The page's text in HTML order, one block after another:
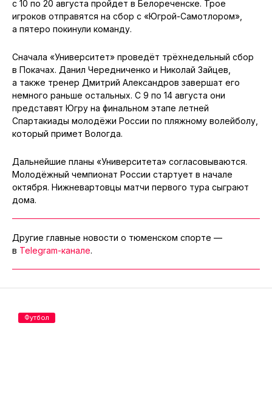
с 10 по 20 августа пройдет в Белореченске. Трое
игроков отправятся на сбор с «Югрой-Самотлором»,
а пятеро покинули команду.
Сначала «Университет» проведёт трёхнедельный сбор
в Покачах. Данил Чередниченко и Николай Зайцев,
а также тренер Дмитрий Александров завершат его
немного раньше остальных. С 9 по 14 августа они
представят Югру на финальном этапе летней
Спартакиады молодёжи России по пляжному волейболу,
который примет Вологда.
Дальнейшие планы «Университета» согласовываются.
Молодёжный чемпионат России стартует в начале
октября. Нижневартовцы матчи первого тура сыграют
дома.
Другие главные новости о тюменском спорте —
в Telegram-канале.
Футбол